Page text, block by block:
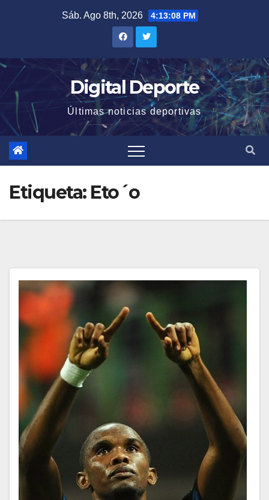
Sáb. Ago 8th, 2026 4:13:09 PM
Digital Deporte
Últimas noticias deportivas
Etiqueta: Eto´o